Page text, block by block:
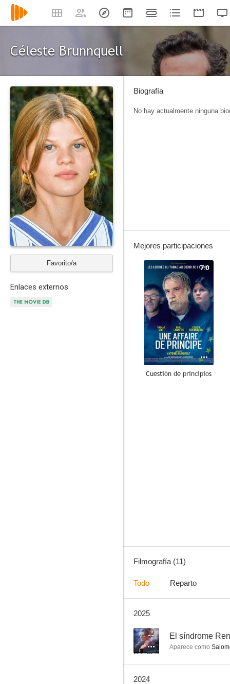
Céleste Brunnquell
Favorito/a
Enlaces externos
Biografía
No hay actualmente ninguna
Mejores participaciones
7.0
Cuestión de principios
Filmografía (11)
Todo Reparto
2025
-- El síndrome
Aparece como
2024